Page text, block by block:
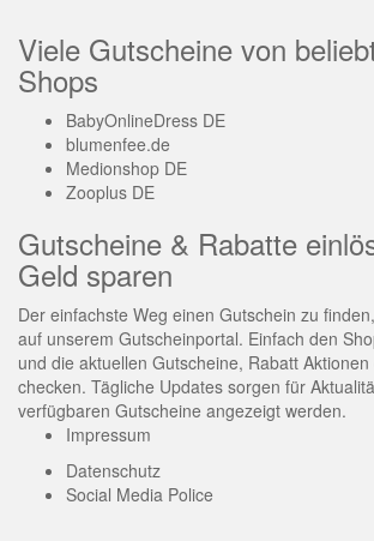
Viele Gutscheine von
Shops
BabyOnlineDress DE
blumenfee.de
Medionshop DE
Zooplus DE
Gutscheine & Rabatte
Geld sparen
Der einfachste Weg einen Gutschein zu
auf unserem Gutscheinportal. Einfach den
und die aktuellen Gutscheine, Rabatt
checken. Tägliche Updates sorgen für
verfügbaren Gutscheine angezeigt werden.
Impressum
Datenschutz
Social Media Police